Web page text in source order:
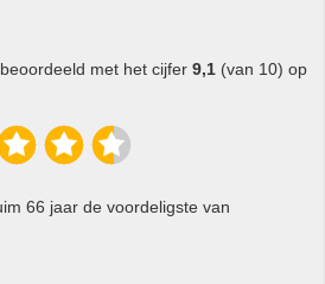
met het cijfer 9,1 (van 10) op
66 jaar de voordeligste van